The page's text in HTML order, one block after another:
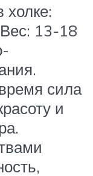
13-18
сила
и